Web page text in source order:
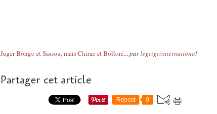
Juger Bongo et Sassou, mais Chirac et Bolloré...parlegrigriinternational
Partager cet article
Repost 0